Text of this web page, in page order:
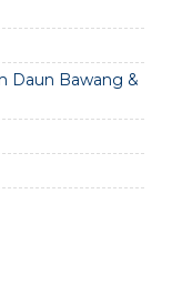
Daun Bawang &